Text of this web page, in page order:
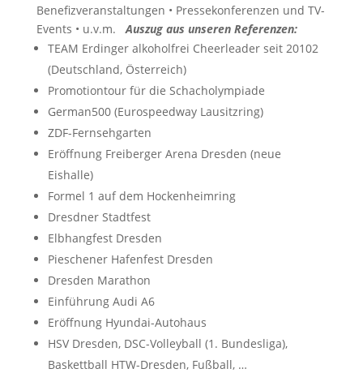
Benefizveranstaltungen • Pressekonferenzen und TV-
Events • u.v.m.
Auszug aus unseren Referenzen:
TEAM Erdinger alkoholfrei Cheerleader seit 20102
(Deutschland, Österreich)
Promotiontour für die Schacholympiade
German500 (Eurospeedway Lausitzring)
ZDF-Fernsehgarten
Eröffnung Freiberger Arena Dresden (neue
Eishalle)
Formel 1 auf dem Hockenheimring
Dresdner Stadtfest
Elbhangfest Dresden
Pieschener Hafenfest Dresden
Dresden Marathon
Einführung Audi A6
Eröffnung Hyundai-Autohaus
HSV Dresden, DSC-Volleyball (1. Bundesliga),
Baskettball HTW-Dresden, Fußball, …